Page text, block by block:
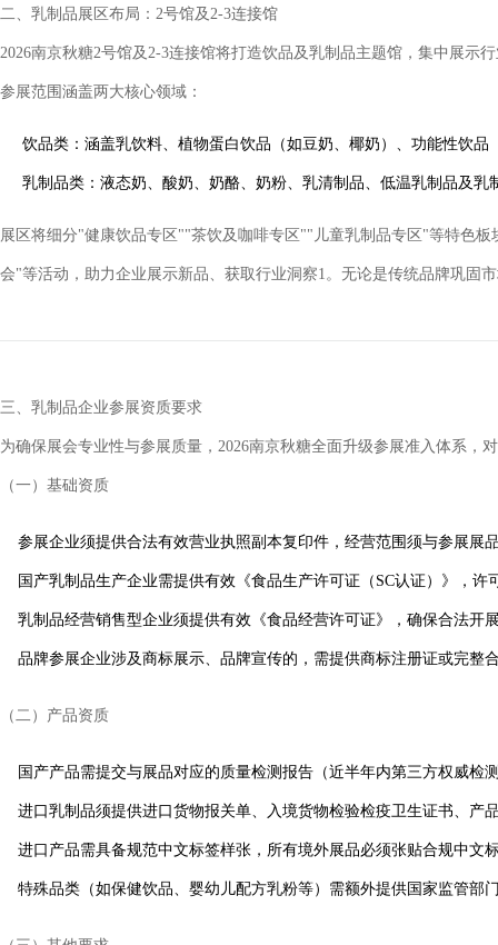
二、乳制品展区布局：2号馆及2-3连接馆
2026南京秋糖2号馆及2-3连接馆将打造饮品及乳制品主题馆，集中展示
参展范围涵盖两大核心领域：
饮品类：涵盖乳饮料、植物蛋白饮品（如豆奶、椰奶）、功能性饮
乳制品类：液态奶、酸奶、奶酪、奶粉、乳清制品、低温乳制品及乳
展区将细分"健康饮品专区""茶饮及咖啡专区""儿童乳制品专区"等特色
会"等活动，助力企业展示新品、获取行业洞察1。无论是传统品牌巩固
三、乳制品企业参展资质要求
为确保展会专业性与参展质量，2026南京秋糖全面升级参展准入体系，
（一）基础资质
参展企业须提供合法有效营业执照副本复印件，经营范围须与参展展
国产乳制品生产企业需提供有效《食品生产许可证（SC认证）》，
乳制品经营销售型企业须提供有效《食品经营许可证》，确保合法开
品牌参展企业涉及商标展示、品牌宣传的，需提供商标注册证或完整
（二）产品资质
国产产品需提交与展品对应的质量检测报告（近半年内第三方权威检
进口乳制品须提供进口货物报关单、入境货物检验检疫卫生证书、产
进口产品需具备规范中文标签样张，所有境外展品必须张贴合规中文
特殊品类（如保健饮品、婴幼儿配方乳粉等）需额外提供国家监管部